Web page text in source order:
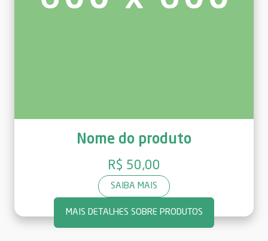
Nome do produto
R$ 50,00
SAIBA MAIS
MAIS DETALHES SOBRE PRODUTOS